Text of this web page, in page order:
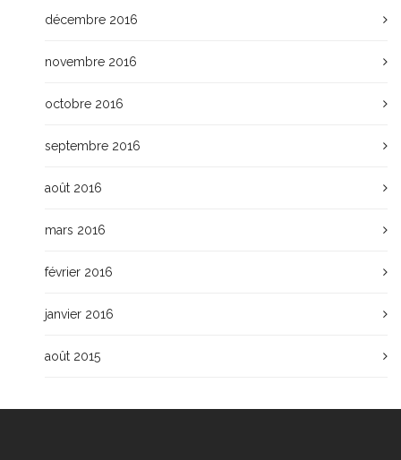
décembre 2016
novembre 2016
octobre 2016
septembre 2016
août 2016
mars 2016
février 2016
janvier 2016
août 2015